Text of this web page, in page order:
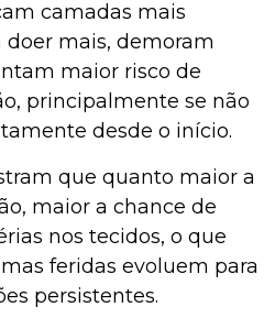
camadas mais
mais, demoram
maior risco de
principalmente se não
desde o início.
que quanto maior a
maior a chance de
nos tecidos, o que
feridas evoluem para
persistentes.